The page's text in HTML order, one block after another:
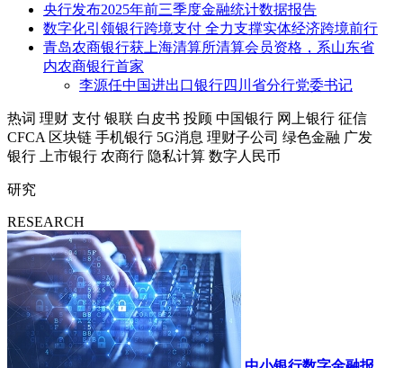
央行发布2025年前三季度金融统计数据报告
数字化引领银行跨境支付 全力支撑实体经济跨境前行
青岛农商银行获上海清算所清算会员资格，系山东省
内农商银行首家
李源任中国进出口银行四川省分行党委书记
热词 理财 支付 银联 白皮书 投顾 中国银行 网上银行 征信
CFCA 区块链 手机银行 5G消息 理财子公司 绿色金融 广发
银行
上市银行 农商行 隐私计算 数字人民币
研究
RESEARCH